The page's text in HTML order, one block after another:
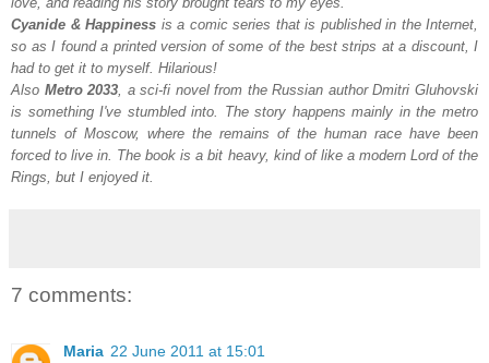
Cyanide & Happiness is a comic series that is published in the Internet,
so as I found a printed version of some of the best strips at a discount, I
had to get it to myself. Hilarious!
Also Metro 2033 , a sci-fi novel from the Russian author Dmitri Gluhovski
is something I've stumbled into. The story happens mainly in the metro
tunnels of Moscow, where the remains of the human race have been
forced to live in. The book is a bit heavy, kind of like a modern Lord of the
Rings, but I enjoyed it.
7 comments:
Maria 22 June 2011 at 15:01